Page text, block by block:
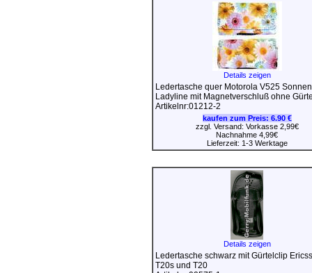
Details zeigen
Ledertasche quer Motorola V525
Ladyline mit Magnetverschluß ohne
Artikelnr:01212-2
kaufen zum Preis: 6.90 €
zzgl. Versand: Vorkasse 2,99€
Nachnahme 4,99€
Lieferzeit: 1-3 Werktage
Details zeigen
Ledertasche schwarz mit Gürtelclip
T20s und T20